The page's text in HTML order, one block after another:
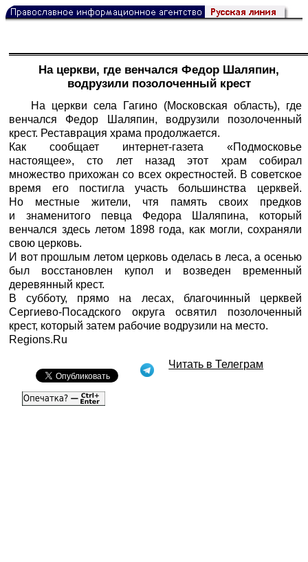
На церкви, где венчался Федор Шаляпин,
водрузили позолоченный крест
На церкви села Гагино (Московская область), где
венчался Федор Шаляпин, водрузили позолоченный
крест. Реставрация храма продолжается.
Как сообщает интернет-газета «Подмосковье
настоящее», сто лет назад этот храм собирал
множество прихожан со всех окрестностей. В советское
время его постигла участь большинства церквей.
Но местные жители, чтя память своих предков
и знаменитого певца Федора Шаляпина, который
венчался здесь летом 1898 года, как могли, сохраняли
свою церковь.
И вот прошлым летом церковь оделась в леса, а осенью
был восстановлен купол и возведен временный
деревянный крест.
В субботу, прямо на лесах, благочинный церквей
Сергиево-Посадского округа освятил позолоченный
крест, который затем рабочие водрузили на место.
Regions.Ru
Читать в Телеграм